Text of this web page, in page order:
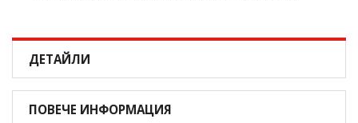
ДЕТАЙЛИ
ПОВЕЧЕ ИНФОРМАЦИЯ